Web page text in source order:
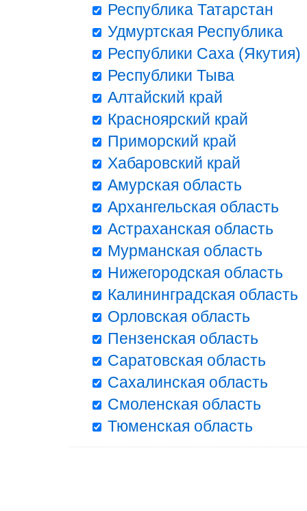
Республика Татарстан
Удмуртская Республика
Республики Саха (Якутия)
Республики Тыва
Алтайский край
Красноярский край
Приморский край
Хабаровский край
Амурская область
Архангельская область
Астраханская область
Мурманская область
Нижегородская область
Калининградская область
Орловская область
Пензенская область
Саратовская область
Сахалинская область
Смоленская область
Тюменская область